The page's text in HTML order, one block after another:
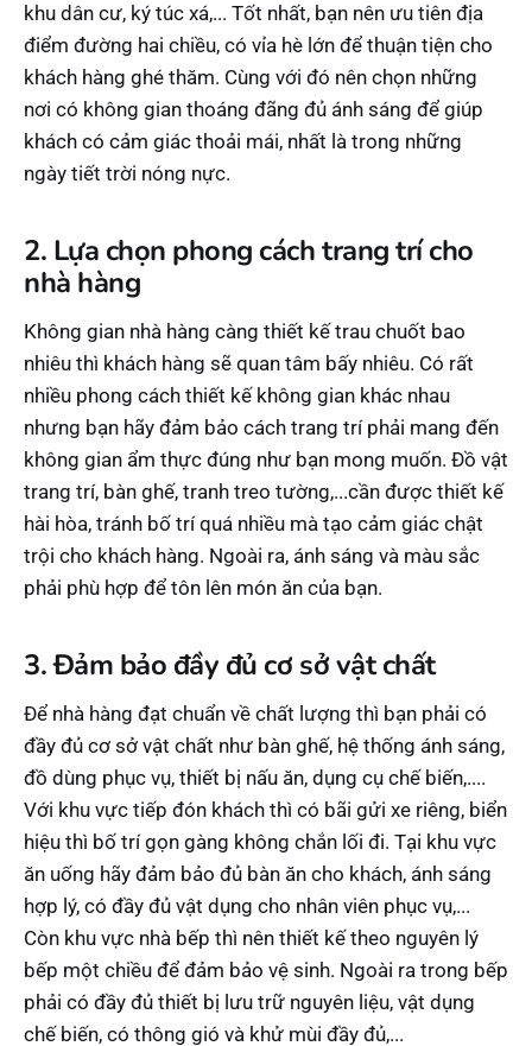
khu dân cư, ký túc xá,... Tốt nhất, bạn nên ưu tiên địa
điểm đường hai chiều, có vỉa hè lớn để thuận tiện cho
khách hàng ghé thăm. Cùng với đó nên chọn những
nơi có không gian thoáng đãng đủ ánh sáng để giúp
khách có cảm giác thoải mái, nhất là trong những
ngày tiết trời nóng nực.
2. Lựa chọn phong cách trang trí cho
nhà hàng
Không gian nhà hàng càng thiết kế trau chuốt bao
nhiêu thì khách hàng sẽ quan tâm bấy nhiêu. Có rất
nhiều phong cách thiết kế không gian khác nhau
nhưng bạn hãy đảm bảo cách trang trí phải mang đến
không gian ẩm thực đúng như bạn mong muốn. Đồ vật
trang trí, bàn ghế, tranh treo tường,...cần được thiết kế
hài hòa, tránh bố trí quá nhiều mà tạo cảm giác chật
trội cho khách hàng. Ngoài ra, ánh sáng và màu sắc
phải phù hợp để tôn lên món ăn của bạn.
3. Đảm bảo đầy đủ cơ sở vật chất
Để nhà hàng đạt chuẩn về chất lượng thì bạn phải có
đầy đủ cơ sở vật chất như bàn ghế, hệ thống ánh sáng,
đồ dùng phục vụ, thiết bị nấu ăn, dụng cụ chế biến,....
Với khu vực tiếp đón khách thì có bãi gửi xe riêng, biển
hiệu thì bố trí gọn gàng không chắn lối đi. Tại khu vực
ăn uống hãy đảm bảo đủ bàn ăn cho khách, ánh sáng
hợp lý, có đầy đủ vật dụng cho nhân viên phục vụ,...
Còn khu vực nhà bếp thì nên thiết kế theo nguyên lý
bếp một chiều để đảm bảo vệ sinh. Ngoài ra trong bếp
phải có đầy đủ thiết bị lưu trữ nguyên liệu, vật dụng
chế biến, có thông gió và khử mùi đầy đủ,...